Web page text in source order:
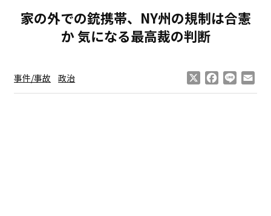
家の外での銃携帯、NY州の規制は合憲
か 気になる最高裁の判断
事件/事故 政治 Facebook
Line